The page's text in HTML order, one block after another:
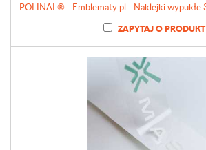
ZAPYTAJ O PRODUKT